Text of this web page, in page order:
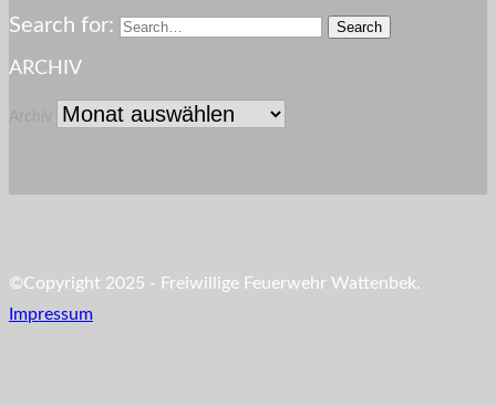
Search for:
ARCHIV
©Copyright 2025 - Freiwillige Feuerwehr Wattenbek.
Impressum